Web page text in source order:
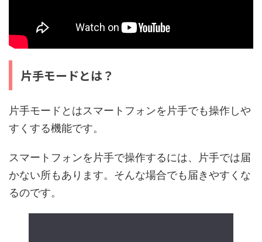
片手モードとは？
片手モードとはスマートフォンを片手でも操作しや
すくする機能です。
スマートフォンを片手で操作するには、片手では届
かない所もあります。そんな場合でも届きやすくな
るのです。